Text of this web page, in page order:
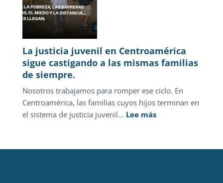
La justicia juvenil en Centroamérica
sigue castigando a las mismas familias
de siempre.
Nosotros trabajamos para romper ese ciclo. En
Centroamérica, las familias cuyos hijos terminan en
el sistema de justicia juvenil... Lee más:
juvenil